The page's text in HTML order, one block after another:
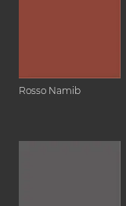
Rosso Namib